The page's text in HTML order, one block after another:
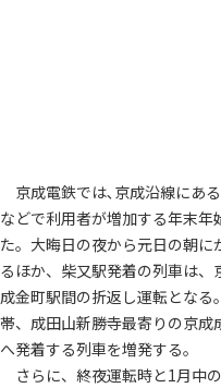
京成電鉄では､京成沿線にあ
などで利用者が増加する年末
た。大晦日の夜から元日の朝
るほか、柴又駅発着の列車は
成金町駅間の折返し運転とな
帯、成田山新勝寺最寄りの京
へ発着する列車を増発する。
さらに、終夜運転時と1月中